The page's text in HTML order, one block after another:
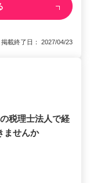
載終了日： 2027/04/23
税理士法人で経
ませんか